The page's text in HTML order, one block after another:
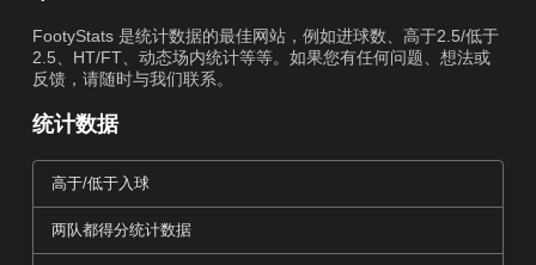
FootyStats 是统计数据的最佳网站，例如进球数、高于2.5/低于
2.5、HT/FT、动态场内统计等等。如果您有任何问题、想法或
反馈，请随时与我们联系。
统计数据
高于/低于入球
两队都得分统计数据